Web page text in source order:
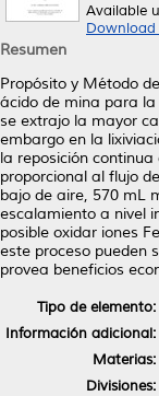
Available
Download
Resumen
Propósito y Método
ácido de mina para la
se extrajo la mayor
embargo en la
la reposición
proporcional al flujo
bajo de aire, 570 mL
escalamiento a nivel
posible oxidar iones
este proceso pueden
provea beneficios
Tipo de elemento:
Información adicional:
Materias:
Divisiones: